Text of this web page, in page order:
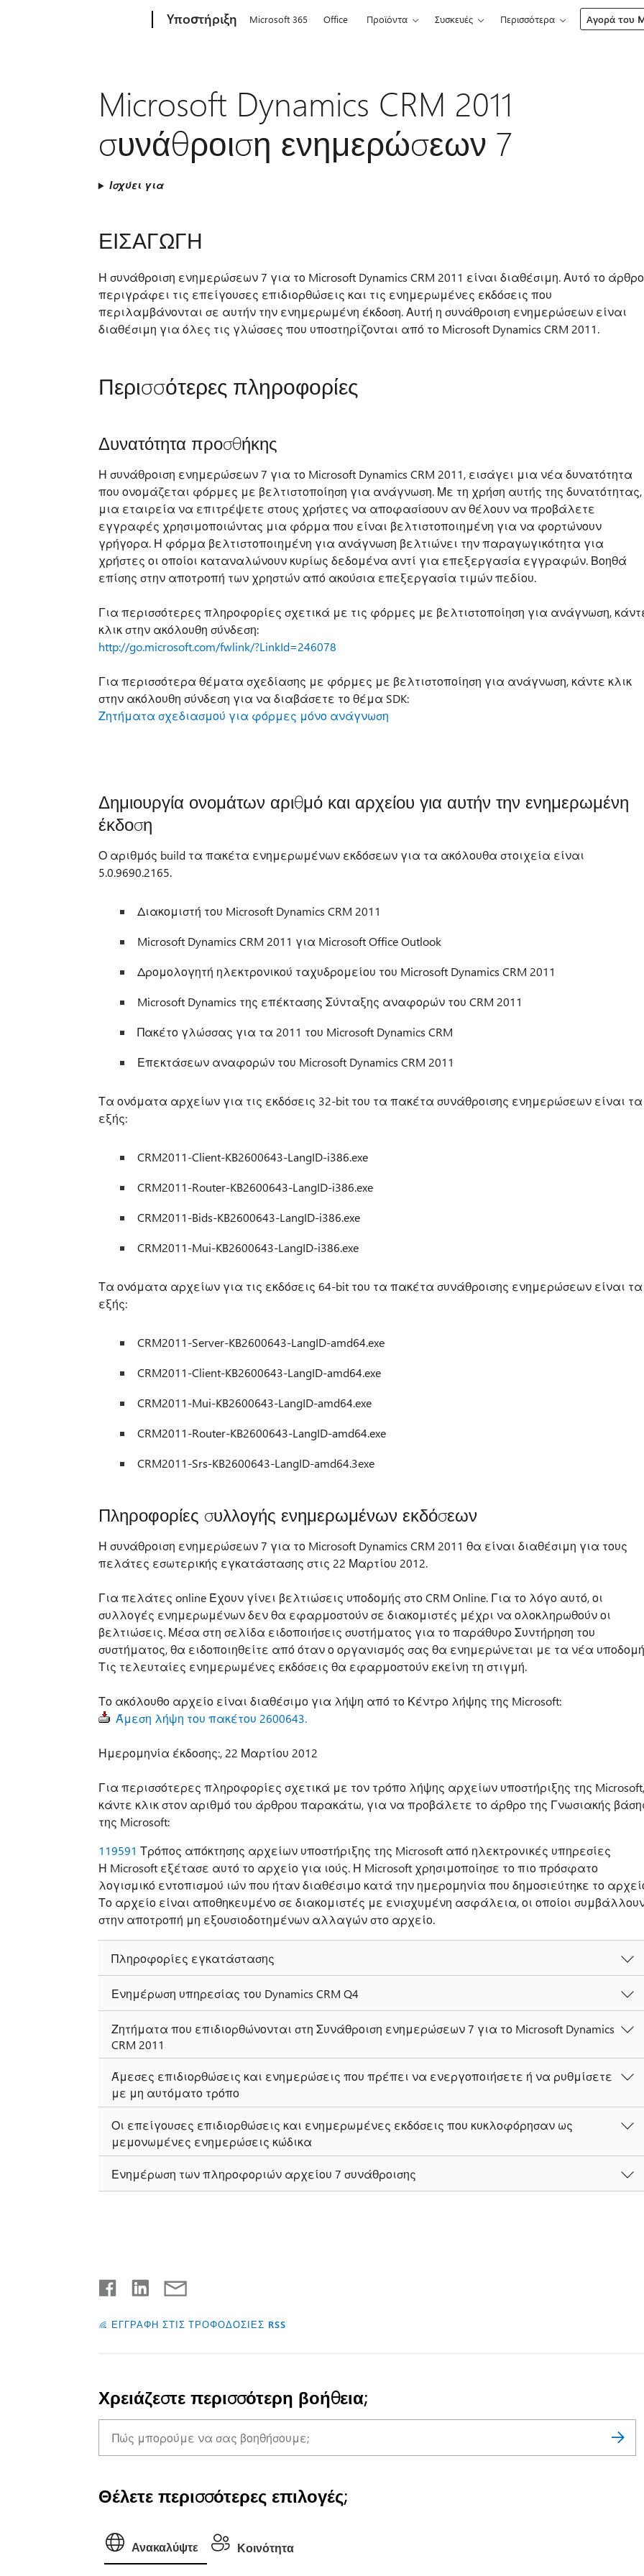
Υποστήριξη Microsoft 365 Office Προϊόντα Συσκευές Περισσότερα Αγορά του
Microsoft Dynamics CRM 2011
συνάθροιση ενημερώσεων 7
Ισχύει για
ΕΙΣΑΓΩΓΗ
Η συνάθροιση ενημερώσεων 7 για το Microsoft Dynamics CRM 2011 είναι διαθέσιμη. Αυτό το άρθρο
περιγράφει τις επείγουσες επιδιορθώσεις και τις ενημερωμένες εκδόσεις που
περιλαμβάνονται σε αυτήν την ενημερωμένη έκδοση. Αυτή η συνάθροιση ενημερώσεων είναι
διαθέσιμη για όλες τις γλώσσες που υποστηρίζονται από το Microsoft Dynamics CRM 2011.
Περισσότερες πληροφορίες
Δυνατότητα προσθήκης
Η συνάθροιση ενημερώσεων 7 για το Microsoft Dynamics CRM 2011, εισάγει μια νέα δυνατότητα
που ονομάζεται φόρμες με βελτιστοποίηση για ανάγνωση. Με τη χρήση αυτής της δυνατότητας,
μια εταιρεία να επιτρέψετε στους χρήστες να αποφασίσουν αν θέλουν να προβάλετε
εγγραφές χρησιμοποιώντας μια φόρμα που είναι βελτιστοποιημένη για να φορτώνουν
γρήγορα. Η φόρμα βελτιστοποιημένη για ανάγνωση βελτιώνει την παραγωγικότητα για
χρήστες οι οποίοι καταναλώνουν κυρίως δεδομένα αντί για επεξεργασία εγγραφών. Βοηθά
επίσης στην αποτροπή των χρηστών από ακούσια επεξεργασία τιμών πεδίου.
Για περισσότερες πληροφορίες σχετικά με τις φόρμες με βελτιστοποίηση για ανάγνωση,
κλικ στην ακόλουθη σύνδεση:
http://go.microsoft.com/fwlink/?LinkId=246078
Για περισσότερα θέματα σχεδίασης με φόρμες με βελτιστοποίηση για ανάγνωση, κάντε κλικ
στην ακόλουθη σύνδεση για να διαβάσετε το θέμα SDK:
Ζητήματα σχεδιασμού για φόρμες μόνο ανάγνωση
Δημιουργία ονομάτων αριθμό και αρχείου για αυτήν την ενημερωμένη
έκδοση
Ο αριθμός build τα πακέτα ενημερωμένων εκδόσεων για τα ακόλουθα στοιχεία είναι
5.0.9690.2165.
Διακομιστή του Microsoft Dynamics CRM 2011
Microsoft Dynamics CRM 2011 για Microsoft Office Outlook
Δρομολογητή ηλεκτρονικού ταχυδρομείου του Microsoft Dynamics CRM 2011
Microsoft Dynamics της επέκτασης Σύνταξης αναφορών του CRM 2011
Πακέτο γλώσσας για τα 2011 του Microsoft Dynamics CRM
Επεκτάσεων αναφορών του Microsoft Dynamics CRM 2011
Τα ονόματα αρχείων για τις εκδόσεις 32-bit του τα πακέτα συνάθροισης ενημερώσεων είναι τα
εξής:
CRM2011-Client-KB2600643-LangID-i386.exe
CRM2011-Router-KB2600643-LangID-i386.exe
CRM2011-Bids-KB2600643-LangID-i386.exe
CRM2011-Mui-KB2600643-LangID-i386.exe
Τα ονόματα αρχείων για τις εκδόσεις 64-bit του τα πακέτα συνάθροισης ενημερώσεων είναι τα
εξής:
CRM2011-Server-KB2600643-LangID-amd64.exe
CRM2011-Client-KB2600643-LangID-amd64.exe
CRM2011-Mui-KB2600643-LangID-amd64.exe
CRM2011-Router-KB2600643-LangID-amd64.exe
CRM2011-Srs-KB2600643-LangID-amd64.3exe
Πληροφορίες συλλογής ενημερωμένων εκδόσεων
Η συνάθροιση ενημερώσεων 7 για το Microsoft Dynamics CRM 2011 θα είναι διαθέσιμη για τους
πελάτες εσωτερικής εγκατάστασης στις 22 Μαρτίου 2012.
Για πελάτες online Έχουν γίνει βελτιώσεις υποδομής στο CRM Online. Για το λόγο αυτό, οι
συλλογές ενημερωμένων δεν θα εφαρμοστούν σε διακομιστές μέχρι να ολοκληρωθούν οι
βελτιώσεις. Μέσα στη σελίδα ειδοποιήσεις συστήματος για το παράθυρο Συντήρηση του
συστήματος, θα ειδοποιηθείτε από όταν ο οργανισμός σας θα ενημερώνεται με τα νέα
Τις τελευταίες ενημερωμένες εκδόσεις θα εφαρμοστούν εκείνη τη στιγμή.
Το ακόλουθο αρχείο είναι διαθέσιμο για λήψη από το Κέντρο λήψης της Microsoft:
Άμεση λήψη του πακέτου 2600643.
Ημερομηνία έκδοσης:, 22 Μαρτίου 2012
Για περισσότερες πληροφορίες σχετικά με τον τρόπο λήψης αρχείων υποστήριξης της Microsoft,
κάντε κλικ στον αριθμό του άρθρου παρακάτω, για να προβάλετε το άρθρο της Γνωσιακής
της Microsoft:
119591 Τρόπος απόκτησης αρχείων υποστήριξης της Microsoft από ηλεκτρονικές υπηρεσίες
Η Microsoft εξέτασε αυτό το αρχείο για ιούς. Η Microsoft χρησιμοποίησε το πιο πρόσφατο
λογισμικό εντοπισμού ιών που ήταν διαθέσιμο κατά την ημερομηνία που δημοσιεύτηκε το
Το αρχείο είναι αποθηκευμένο σε διακομιστές με ενισχυμένη ασφάλεια, οι οποίοι
στην αποτροπή μη εξουσιοδοτημένων αλλαγών στο αρχείο.
Πληροφορίες εγκατάστασης
Ενημέρωση υπηρεσίας του Dynamics CRM Q4
Ζητήματα που επιδιορθώνονται στη Συνάθροιση ενημερώσεων 7 για το Microsoft Dynamics
CRM 2011
Άμεσες επιδιορθώσεις και ενημερώσεις που πρέπει να ενεργοποιήσετε ή να ρυθμίσετε
με μη αυτόματο τρόπο
Οι επείγουσες επιδιορθώσεις και ενημερωμένες εκδόσεις που κυκλοφόρησαν ως
μεμονωμένες ενημερώσεις κώδικα
Ενημέρωση των πληροφοριών αρχείου 7 συνάθροισης
ΕΓΓΡΑΦΗ ΣΤΙΣ ΤΡΟΦΟΔΟΣΙΕΣ RSS
Χρειάζεστε περισσότερη βοήθεια;
Θέλετε περισσότερες επιλογές;
Ανακαλύψτε Κοινότητα